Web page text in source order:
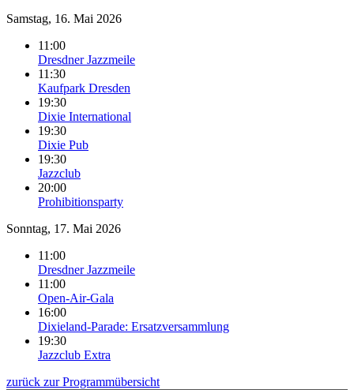
Samstag, 16. Mai 2026
11:00
Dresdner Jazzmeile
11:30
Kaufpark Dresden
19:30
Dixie International
19:30
Dixie Pub
19:30
Jazzclub
20:00
Prohibitionsparty
Sonntag, 17. Mai 2026
11:00
Dresdner Jazzmeile
11:00
Open-Air-Gala
16:00
Dixieland-Parade: Ersatzversammlung
19:30
Jazzclub Extra
zurück zur Programmübersicht